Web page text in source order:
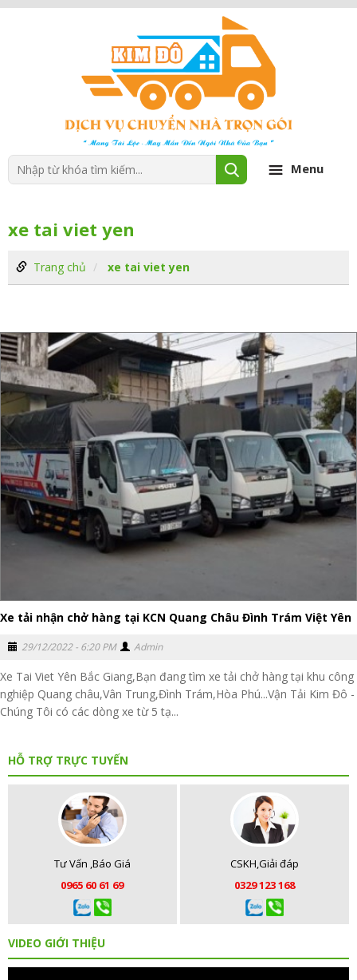
Menu
xe tai viet yen
Trang chủ xe tai viet yen
Xe tải nhận chở hàng tại KCN Quang Châu Đình Trám Việt Yên
29/12/2022 - 6:20 PM Admin
Xe Tai Viet Yên Bắc Giang,Bạn đang tìm xe tải chở hàng tại khu công
nghiệp Quang châu,Vân Trung,Đình Trám,Hòa Phú...Vận Tải Kim Đô -
Chúng Tôi có các dòng xe từ 5 tạ...
HỖ TRỢ TRỰC TUYẾN
Tư Vấn ,Báo Giá
0965 60 61 69
CSKH,Giải đáp
0329 123 168
VIDEO GIỚI THIỆU